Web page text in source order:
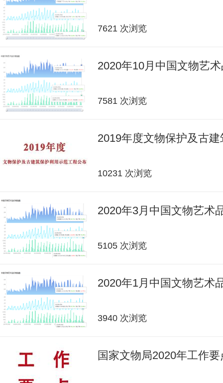
7621 次浏览
2020年10月中国文物艺
7581 次浏览
2019年度文物保护及古
10231 次浏览
2020年3月中国文物艺术
5105 次浏览
2020年1月中国文物艺术
3940 次浏览
国家文物局2020年工作要